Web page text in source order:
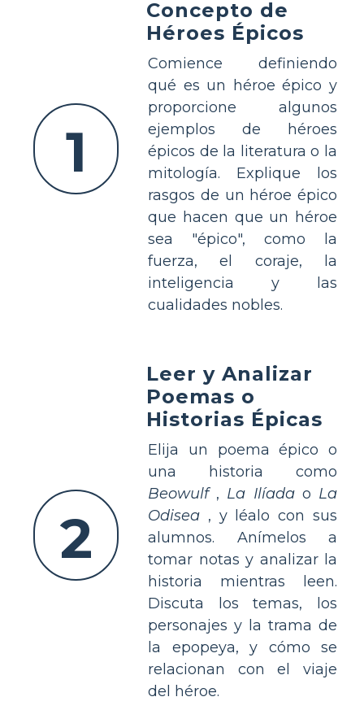
1
Concepto de
Héroes Épicos
Comience definiendo
qué es un héroe épico y
proporcione algunos
ejemplos de héroes
épicos de la literatura o la
mitología. Explique los
rasgos de un héroe épico
que hacen que un héroe
sea "épico", como la
fuerza, el coraje, la
inteligencia y las
cualidades nobles.
2
Leer y Analizar
Poemas o
Historias Épicas
Elija un poema épico o
una historia como
Beowulf, La Ilíadao La
Odisea , y léalo con sus
alumnos. Anímelos a
tomar notas y analizar la
historia mientras leen.
Discuta los temas, los
personajes y la trama de
la epopeya, y cómo se
relacionan con el viaje
del héroe.